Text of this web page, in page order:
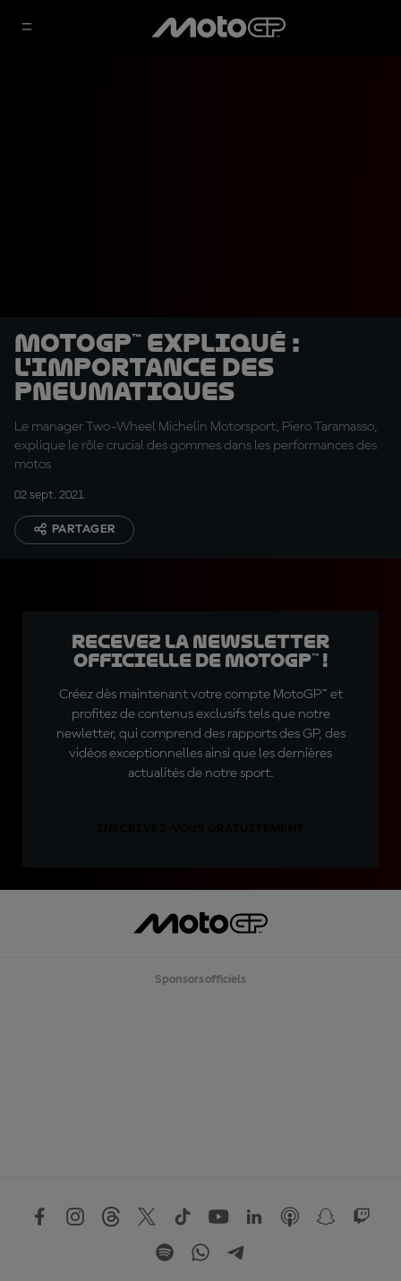
MotoGP™ expliqué :
l'importance des
pneumatiques
Le manager Two-Wheel Michelin Motorsport, Piero Taramasso,
explique le rôle crucial des gommes dans les performances des
motos
02 sept. 2021
PARTAGER
Recevez la Newsletter
officielle de MotoGP™ !
Créez dès maintenant votre compte MotoGP™ et
profitez de contenus exclusifs tels que notre
newletter, qui comprend des rapports des GP, des
vidéos exceptionnelles ainsi que les dernières
actualités de notre sport.
Sponsors officiels